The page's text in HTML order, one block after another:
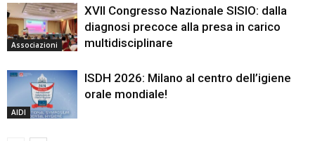
Associazioni
XVII Congresso Nazionale SISIO: dalla
diagnosi precoce alla presa in carico
multidisciplinare
AIDI
ISDH 2026: Milano al centro dell’igiene
orale mondiale!